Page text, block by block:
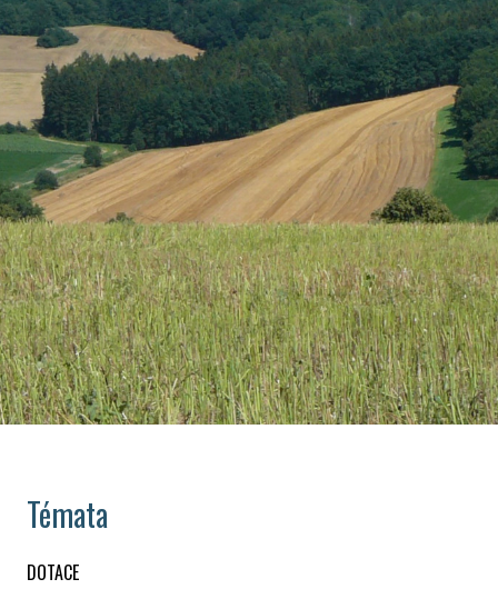
Témata
DOTACE